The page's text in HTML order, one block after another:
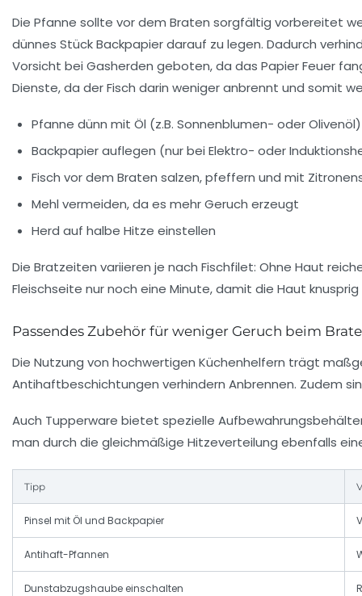
Die Pfanne sollte vor dem Braten sorgfältig vorbereitet
dünnes Stück Backpapier darauf zu legen. Dadurch
Vorsicht bei Gasherden geboten, da das Papier Feuer
Dienste, da der Fisch darin weniger anbrennt und somit
Pfanne dünn mit Öl (z.B. Sonnenblumen- oder
Backpapier auflegen (nur bei Elektro- oder
Fisch vor dem Braten salzen, pfeffern und mit
Mehl vermeiden, da es mehr Geruch erzeugt
Herd auf halbe Hitze einstellen
Die Bratzeiten variieren je nach Fischfilet: Ohne Haut
Fleischseite nur noch eine Minute, damit die Haut
Passendes Zubehör für weniger Geruch beim
Die Nutzung von hochwertigen Küchenhelfern trägt
Antihaftbeschichtungen verhindern Anbrennen. Zudem
Auch Tupperware bietet spezielle
man durch die gleichmäßige Hitzeverteilung ebenfalls
Tipp
Pinsel mit Öl und Backpapier
Antihaft-Pfannen
Dunstabzugshaube einschalten